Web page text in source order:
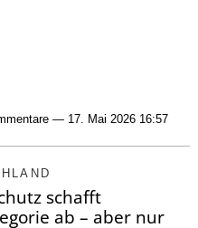
— 17. Mai 2026 16:57
schafft
ab – aber nur